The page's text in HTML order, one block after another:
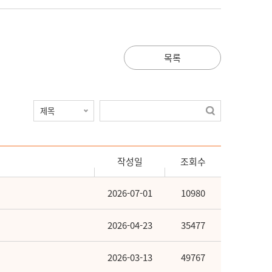
목록
작성일 조회수
2026-07-01 10980
2026-04-23 35477
2026-03-13 49767